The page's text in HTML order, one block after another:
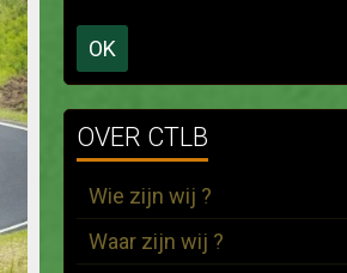
OK
OVER CTLB
Wie zijn wij ?
Waar zijn wij ?